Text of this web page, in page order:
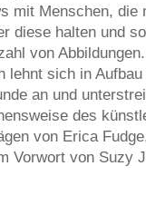
mit Menschen, die
diese halten und
von Abbildungen.
lehnt sich in
an und
des
von Erica
Vorwort von Suzy